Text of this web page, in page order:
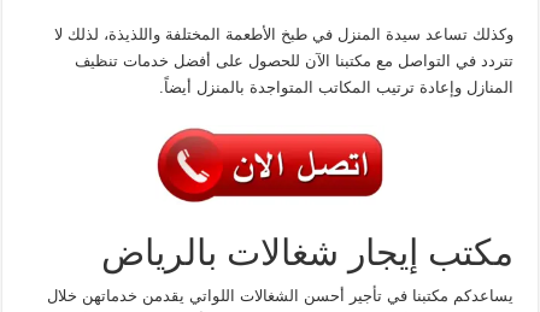
وكذلك تساعد سيدة المنزل في طبخ الأطعمة المختلفة واللذيذة، لذلك لا
تتردد في التواصل مع مكتبنا الآن للحصول على أفضل خدمات تنظيف
المنازل وإعادة ترتيب المكاتب المتواجدة بالمنزل أيضاً.
مكتب إيجار شغالات بالرياض
يساعدكم مكتبنا في تأجير أحسن الشغالات اللواتي يقدمن خدماتهن خلال